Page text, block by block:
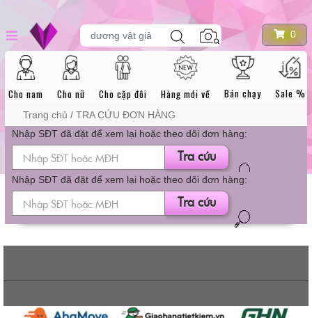
to
content
0
kiếm
sản
dương vật giả
Cho nam Cho nữ Cho cặp đôi Hàng mới về Bán chạy Sale %
Trang chủ / TRA CỨU ĐƠN HÀNG
Nhập SĐT đã đặt để xem lại hoặc theo dõi đơn hàng:
Tra cứu
Nhập SĐT đã đặt để xem lại hoặc theo dõi đơn hàng:
Tra cứu